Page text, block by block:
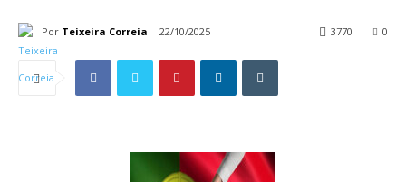
Por Teixeira Correia 22/10/2025 0
3770